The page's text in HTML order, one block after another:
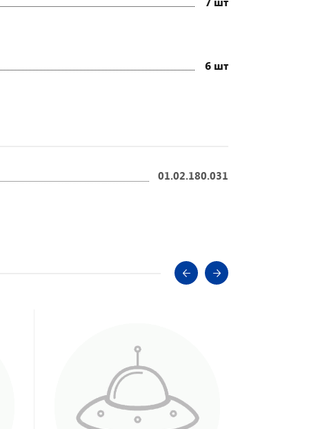
6 шт
01.02.180.031